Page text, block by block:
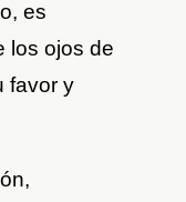
es
los ojos de
favor y